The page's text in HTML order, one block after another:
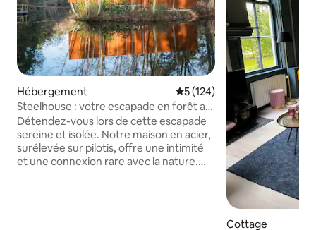
Hébergement Évaluation moyenne sur la
5 (124)
Steelhouse : votre escapade en forêt au
bord du lac
Détendez-vous lors de cette escapade
sereine et isolée. Notre maison en acier,
surélevée sur pilotis, offre une intimité
et une connexion rare avec la nature.
Cottage